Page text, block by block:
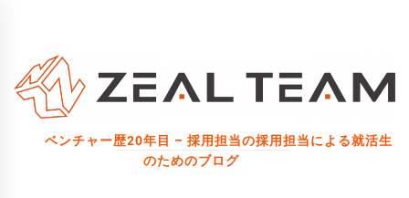
ン
ベンチャー歴20年目 – 採用担当の採用担当による就活生
のためのブログ